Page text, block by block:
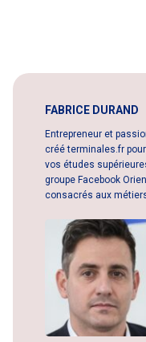
FABRICE DURAND
Entrepreneur et
créé terminales.fr
vos études
groupe Facebook
consacrés aux